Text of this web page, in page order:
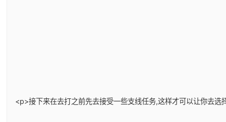
<p>接下来在去打之前先去接受一些支线任务,这样才可以让你去